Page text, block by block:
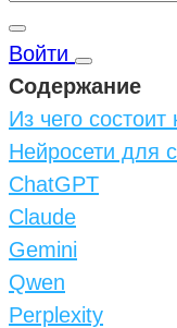
Войти
Содержание
Из чего состоит
Нейросети для
ChatGPT
Claude
Gemini
Qwen
Perplexity